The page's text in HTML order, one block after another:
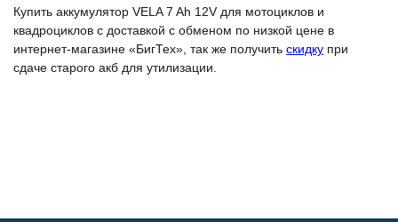
Купить аккумулятор VELA 7 Ah 12V для мотоциклов и
квадроциклов с доставкой с обменом по низкой цене в
интернет-магазине «БигТех», так же получить скидку при
сдаче старого акб для утилизации.